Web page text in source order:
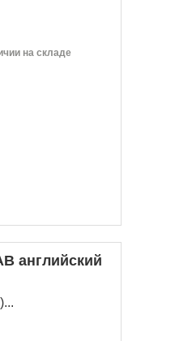
на складе
английский